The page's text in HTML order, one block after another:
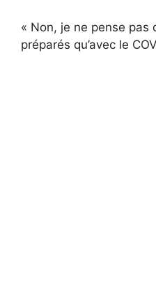
« Non, je ne pense pas
préparés qu’avec le